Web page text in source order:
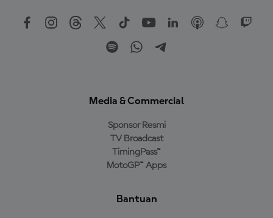
Media & Commercial
Sponsor Resmi
TV Broadcast
TimingPass™
MotoGP™ Apps
Bantuan